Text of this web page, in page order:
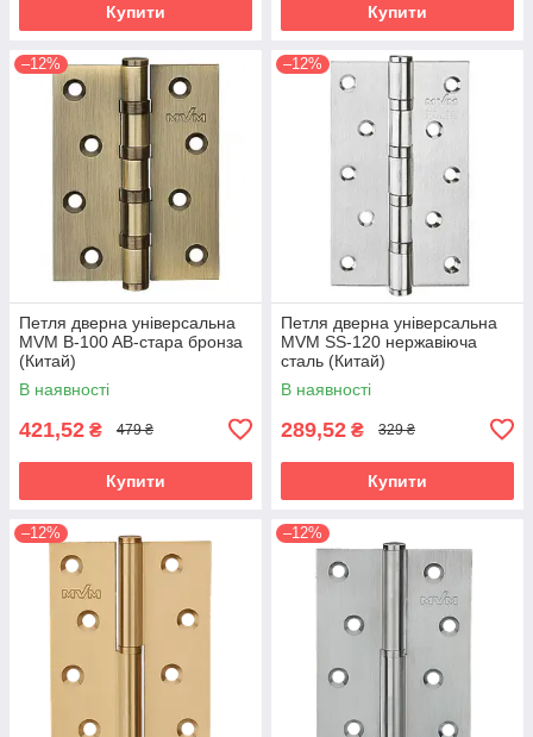
Купити Купити
–12%
Петля дверна універсальна
MVM B-100 AB-стара бронза
(Китай)
В наявності
421,52 ₴ 479 ₴
Купити
–12%
Петля дверна універсальна
MVM SS-120 нержавіюча
сталь (Китай)
В наявності
289,52 ₴ 329 ₴
Купити
–12% –12%